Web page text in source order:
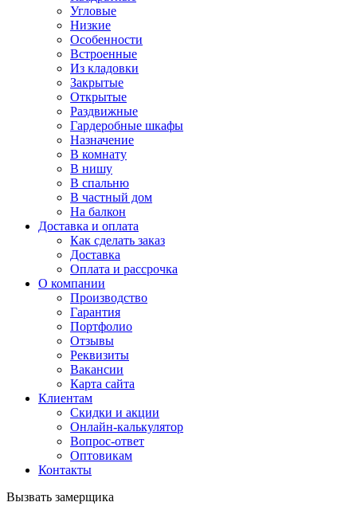
Угловые
Низкие
Особенности
Встроенные
Из кладовки
Закрытые
Открытые
Раздвижные
Гардеробные шкафы
Назначение
В комнату
В нишу
В спальню
В частный дом
На балкон
Доставка и оплата
Как сделать заказ
Доставка
Оплата и рассрочка
О компании
Производство
Гарантия
Портфолио
Отзывы
Реквизиты
Вакансии
Карта сайта
Клиентам
Скидки и акции
Онлайн-калькулятор
Вопрос-ответ
Оптовикам
Контакты
Вызвать замерщика